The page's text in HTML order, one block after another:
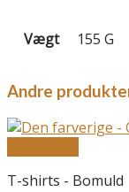
Vægt 155 G
Andre
T-shirts - Bomuld